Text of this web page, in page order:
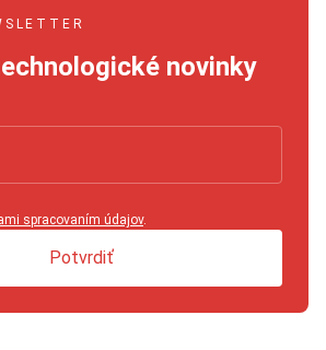
novinky
spracovaním údajov.
Potvrdiť